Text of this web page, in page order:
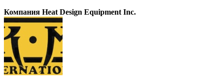
Компания Heat Design Equipment Inc.